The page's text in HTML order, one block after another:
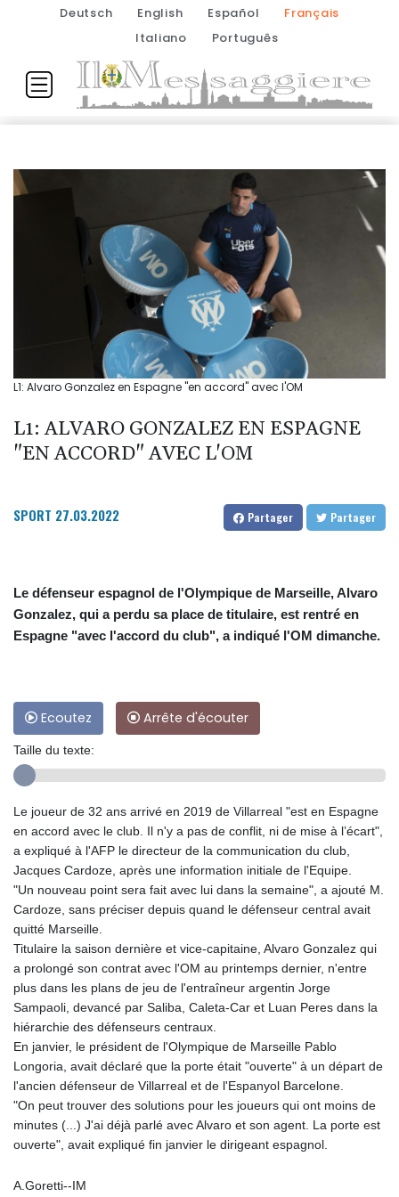
Deutsch English Español
Français
Italiano
Português
L1: Alvaro Gonzalez en Espagne "en accord" avec l'OM
L1: ALVARO GONZALEZ EN ESPAGNE
"EN ACCORD" AVEC L'OM
SPORT 27.03.2022 Partager Partager
Le défenseur espagnol de l'Olympique de Marseille, Alvaro
Gonzalez, qui a perdu sa place de titulaire, est rentré en
Espagne "avec l'accord du club", a indiqué l'OM dimanche.
Ecoutez Arrête d'écouter
Taille du texte:
Le joueur de 32 ans arrivé en 2019 de Villarreal "est en Espagne
en accord avec le club. Il n'y a pas de conflit, ni de mise à l’écart",
a expliqué à l'AFP le directeur de la communication du club,
Jacques Cardoze, après une information initiale de l'Equipe.
"Un nouveau point sera fait avec lui dans la semaine", a ajouté M.
Cardoze, sans préciser depuis quand le défenseur central avait
quitté Marseille.
Titulaire la saison dernière et vice-capitaine, Alvaro Gonzalez qui
a prolongé son contrat avec l'OM au printemps dernier, n'entre
plus dans les plans de jeu de l'entraîneur argentin Jorge
Sampaoli, devancé par Saliba, Caleta-Car et Luan Peres dans la
hiérarchie des défenseurs centraux.
En janvier, le président de l'Olympique de Marseille Pablo
Longoria, avait déclaré que la porte était "ouverte" à un départ de
l'ancien défenseur de Villarreal et de l'Espanyol Barcelone.
"On peut trouver des solutions pour les joueurs qui ont moins de
minutes (...) J'ai déjà parlé avec Alvaro et son agent. La porte est
ouverte", avait expliqué fin janvier le dirigeant espagnol.
A.Goretti--IM